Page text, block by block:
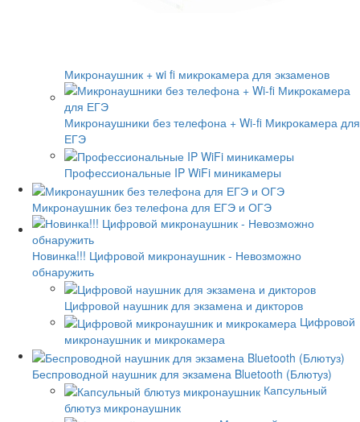
Микронаушник + wi fi микрокамера для экзаменов
Микронаушники без телефона + Wi-fi Микрокамера для
ЕГЭ
Профессиональные IP WiFi миникамеры
Микронаушник без телефона для ЕГЭ и ОГЭ
Новинка!!! Цифровой микронаушник - Невозможно
обнаружить
Цифровой наушник для экзамена и дикторов
Цифровой
микронаушник и микрокамера
Беспроводной наушник для экзамена Bluetooth (Блютуз)
Капсульный
блютуз микронаушник